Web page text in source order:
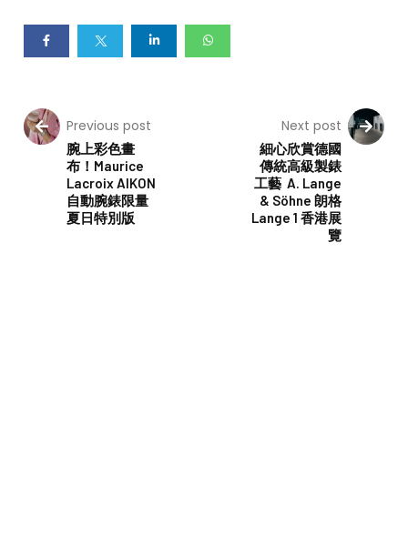
Previous post
腕上彩色畫
布！Maurice
Lacroix AIKON
自動腕錶限量
夏日特別版
Next post
細心欣賞德國
傳統高級製錶
工藝 A. Lange
& Söhne 朗格
Lange 1 香港展
覽